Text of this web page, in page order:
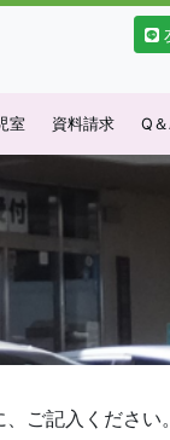
室 資料請求 Q
ご記入ください。